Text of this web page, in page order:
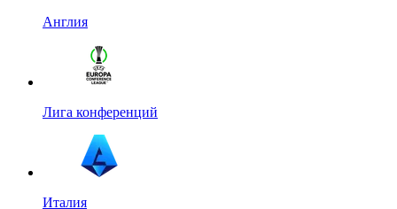
Англия
Лига конференций
Италия